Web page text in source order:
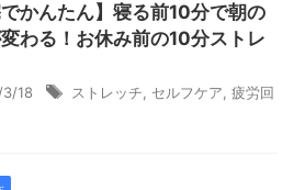
でかんたん】寝る前10分で朝の
わる！お休み前の10分ストレ
18 ストレッチ セルフケア 疲労回